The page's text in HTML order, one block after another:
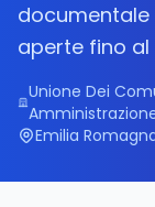
documentale
aperte fino al
Unione Dei
Emilia